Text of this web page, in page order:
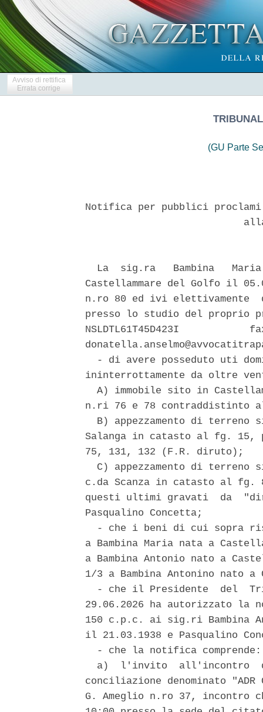
Avviso di rettifica
Errata corrige
(GU Parte
Notifica per pubblici
La  sig.ra   Bambina
Castellammare del Golfo il
n.ro 80 ed ivi elettivamente
presso lo studio del proprio
NSLDTL61T45D423I
- di avere posseduto uti
ininterrottamente da oltre
A) immobile sito in
n.ri 76 e 78 contraddistinto
B) appezzamento di terreno
Salanga in catasto al fg.
75, 131, 132 (F.R. diruto);
C) appezzamento di terreno
c.da Scanza in catasto al
questi ultimi gravati  da
Pasqualino Concetta;
- che i beni di cui sopra
a Bambina Maria nata a
a Bambina Antonio nato a
1/3 a Bambina Antonino nato
- che il Presidente  del
29.06.2026 ha autorizzato
150 c.p.c. ai sig.ri Bambina
il 21.03.1938 e Pasqualino
- che la notifica
a)  l'invito  all'incontro
conciliazione denominato
G. Ameglio n.ro 37,